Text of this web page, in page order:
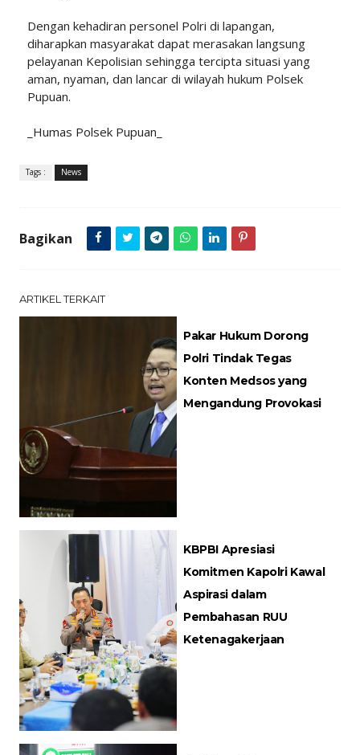
Dengan kehadiran personel Polri di lapangan,
diharapkan masyarakat dapat merasakan langsung
pelayanan Kepolisian sehingga tercipta situasi yang
aman, nyaman, dan lancar di wilayah hukum Polsek
Pupuan.
_Humas Polsek Pupuan_
Tags : News
Bagikan
ARTIKEL TERKAIT
Pakar Hukum Dorong
Polri Tindak Tegas
Konten Medsos yang
Mengandung Provokasi
KBPBI Apresiasi
Komitmen Kapolri Kawal
Aspirasi dalam
Pembahasan RUU
Ketenagakerjaan